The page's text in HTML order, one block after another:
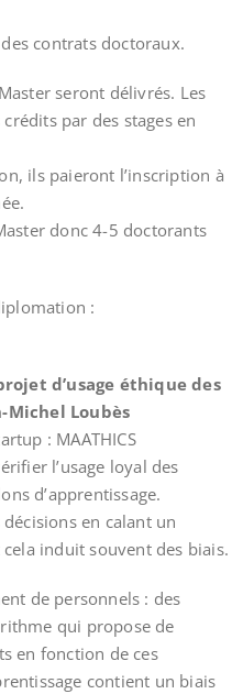
contrats doctoraux.
seront délivrés. Les
par des stages en
ils paieront l’inscription à
donc 4-5 doctorants
:
d’usage éthique des
Michel Loubès
: MAATHICS
l’usage loyal des
d’apprentissage.
en calant un
induit souvent des biais.
de personnels : des
qui propose de
en fonction de ces
contient un biais